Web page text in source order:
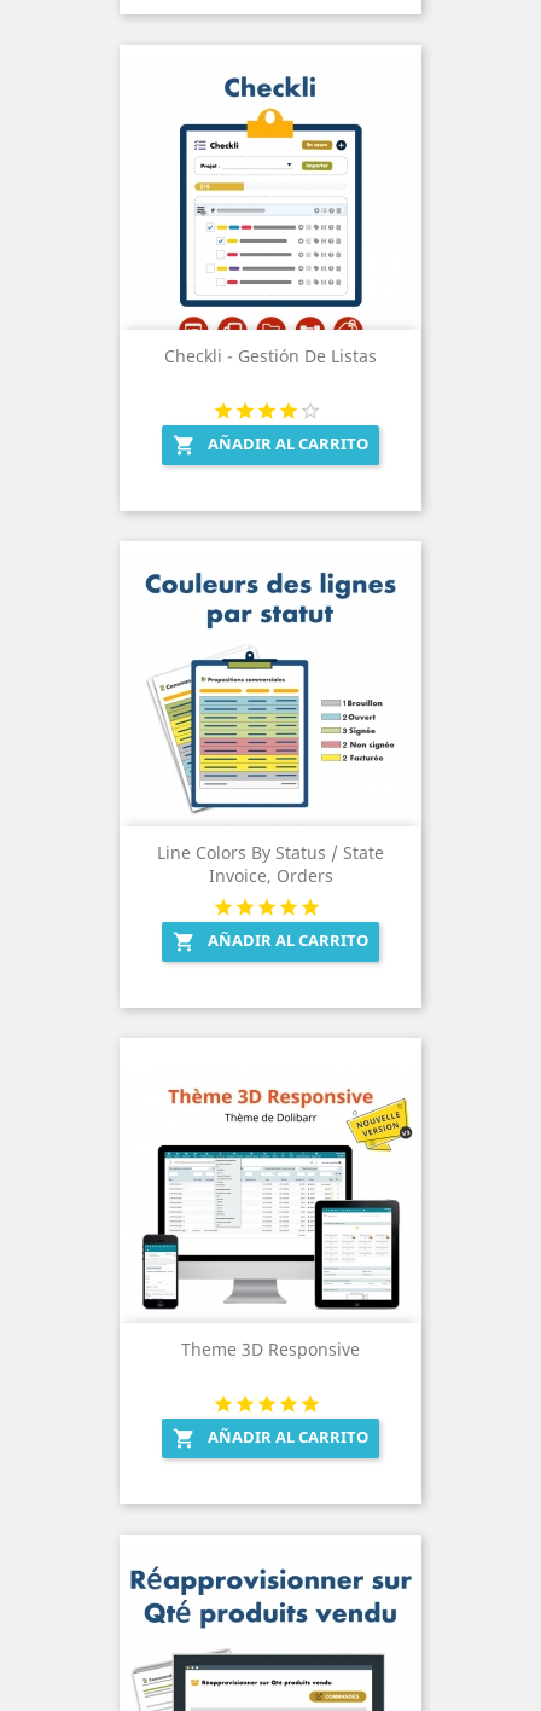
Checkli - Gestión De Listas
 AÑADIR AL CARRITO
Line Colors By Status / State
Invoice, Orders
 AÑADIR AL CARRITO
Theme 3D Responsive
 AÑADIR AL CARRITO